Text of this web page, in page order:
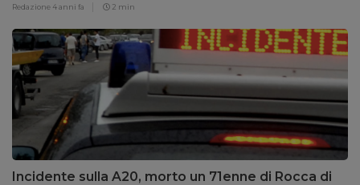
Redazione 4 anni fa 2 min
Incidente sulla A20, morto un 71enne di Rocca di